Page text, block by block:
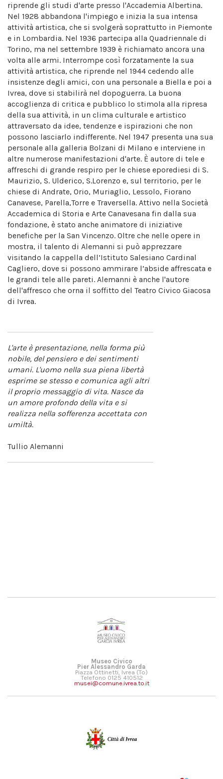
riprende gli studi d'arte presso l'Accademia Albertina.
Nel 1928 abbandona l'impiego e inizia la sua intensa
attività artistica, che si svolgerà soprattutto in Piemonte
e in Lombardia. Nel 1936 partecipa alla Quadriennale di
Torino, ma nel settembre 1939 è richiamato ancora una
volta alle armi. Interrompe così forzatamente la sua
attività artistica, che riprende nel 1944 cedendo alle
insistenze degli amici, con una personale a Biella e poi a
Ivrea, dove si stabilirà nel dopoguerra. La buona
accoglienza di critica e pubblico lo stimola alla ripresa
della sua attività, in un clima culturale e artistico
attraversato da idee, tendenze e ispirazioni che non
possono lasciarlo indifferente. Nel 1947 presenta una sua
personale alla galleria Bolzani di Milano e interviene in
altre numerose manifestazioni d'arte. È autore di tele e
affreschi di grande respiro per le chiese eporediesi di S.
Maurizio, S. Ulderico, S.Lorenzo e, sul territorio, per le
chiese di Andrate, Orio, Muriaglio, Lessolo, Fiorano
Canavese, Parella,Torre e Traversella. Attivo nella Società
Accademica di Storia e Arte Canavesana fin dalla sua
fondazione, è stato anche animatore di iniziative
benefiche per la San Vincenzo. Oltre che nelle opere in
mostra, il talento di Alemanni si può apprezzare
visitando la cappella dell’Istituto Salesiano Cardinal
Cagliero, dove si possono ammirare l’abside affrescata e
le grandi tele alle pareti. Alemanni è anche l'autore
dell'affresco che orna il soffitto del Teatro Civico Giacosa
di Ivrea.
L'arte è presentazione, nella forma più
nobile, del pensiero e dei sentimenti
umani. L'uomo nella sua piena libertà
esprime se stesso e comunica agli altri
il proprio messaggio di vita. Nasce da
un amore profondo della vita e si
realizza nella sofferenza accettata con
umiltà.
Tullio Alemanni
Museo Civico
Pier Alessandro Garda
Piazza Ottinetti, Ivrea (To)
Telefono 0125 410512
musei@comune.ivrea.to.it